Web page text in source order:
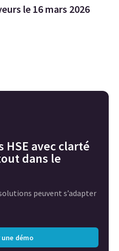
le 16 mars 2026
HSE avec clarté
dans le
peuvent s’adapter
démo